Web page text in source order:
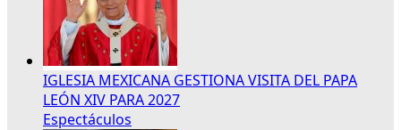
IGLESIA MEXICANA GESTIONA VISITA DEL PAPA
LEÓN XIV PARA 2027
Espectáculos